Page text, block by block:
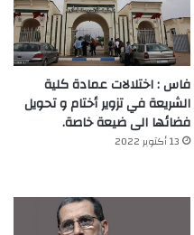
فاس : اختلالات عمادة كلية
الشريعة في تزوير أختام و تحويل
فضائها الى ضيعة خاصة.
13 أكتوبر 2022